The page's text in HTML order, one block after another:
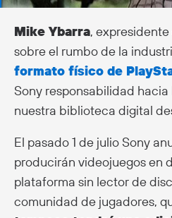
Mike Ybarra,
sobre el rumbo de la
formato físico de
Sony responsabilidad
nuestra biblioteca digital
El pasado 1 de julio Sony
producirán videojuegos en
plataforma sin lector de
comunidad de jugadores,